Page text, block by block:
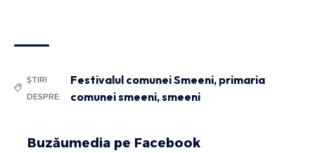
ȘTIRI
DESPRE:
Festivalul comunei Smeeni, primaria
comunei smeeni,smeeni
Buzăumedia pe Facebook